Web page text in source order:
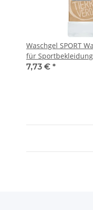
Waschgel SPORT
für
Eukalyptusöl 1000ml
7,73 € *